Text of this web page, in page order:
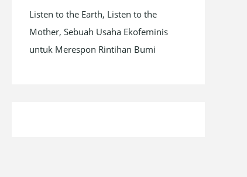
Listen to the Earth, Listen to the
Mother, Sebuah Usaha Ekofeminis
untuk Merespon Rintihan Bumi